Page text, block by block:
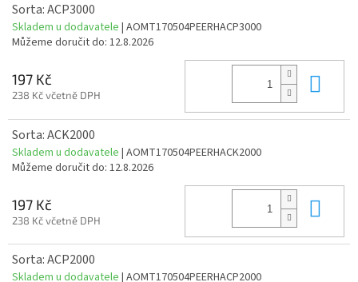
Sorta: ACP3000
Skladem u dodavatele | AOMT170504PEERHACP3000
Můžeme doručit do: 12.8.2026
197 Kč
238 Kč včetně DPH
Sorta: ACK2000
Skladem u dodavatele | AOMT170504PEERHACK2000
Můžeme doručit do: 12.8.2026
197 Kč
238 Kč včetně DPH
Sorta: ACP2000
Skladem u dodavatele | AOMT170504PEERHACP2000